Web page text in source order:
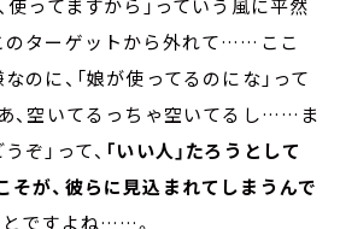
使ってますから」っていう風に平然
のターゲットから外れて……ここ
のに、「娘が使ってるのにな」って
あ、空いてるっちゃ空いてるし……ま
ぞ」って、 「いい人」たろうとして
そが、彼らに見込まれてしまうんで
とですよね……。